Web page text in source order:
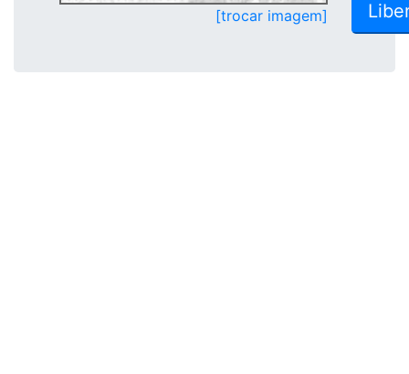
[trocar imagem]